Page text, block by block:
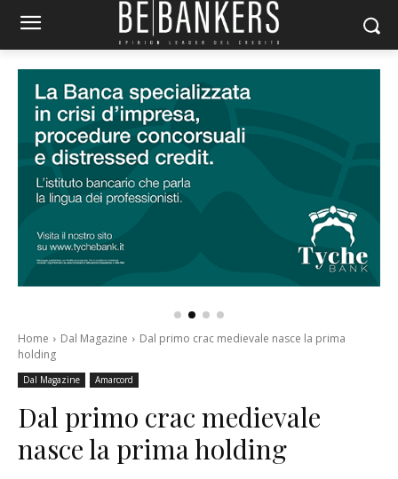
Home Dal Magazine
Dal primo crac medievale nasce la prima
holding
Dal Magazine Amarcord
Dal primo crac medievale
nasce la prima holding